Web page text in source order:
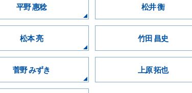
平野 惠稔 松井 衡
松本 亮 竹田 昌史
菅野 みずき 上原 拓也